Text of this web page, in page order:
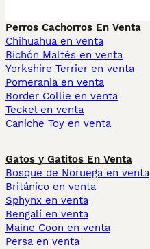
Perros Cachorros En Venta
Chihuahua en venta
Bichón Maltés en venta
Yorkshire Terrier en venta
Pomerania en venta
Border Collie en venta
Teckel en venta
Caniche Toy en venta
Gatos y Gatitos En Venta
Bosque de Noruega en venta
Británico en venta
Sphynx en venta
Bengalí en venta
Maine Coon en venta
Persa en venta